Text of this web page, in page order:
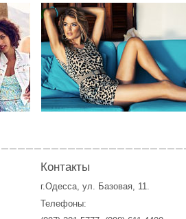
Контакты
г.Одесса, ул. Базовая, 11.
Телефоны: